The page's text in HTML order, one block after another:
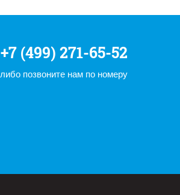
+7 (499) 271-65-52
либо позвоните нам по номеру